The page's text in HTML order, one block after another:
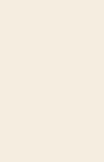
de...
reste
les